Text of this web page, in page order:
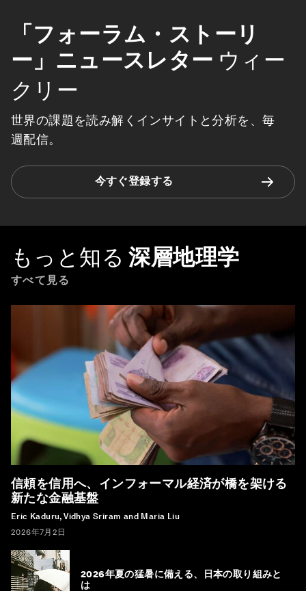
「フォーラム・ストーリ
ー」ニュースレター ウィー
クリー
世界の課題を読み解くインサイトと分析を、毎
週配信。
今すぐ登録する
もっと知る 深層地理学
すべて見る
信頼を信用へ、インフォーマル経済が橋を架ける
新たな金融基盤
Eric Kaduru, Vidhya Sriram and Maria Liu
2026年7月2日
2026年夏の猛暑に備える、日本の取り組みと
は